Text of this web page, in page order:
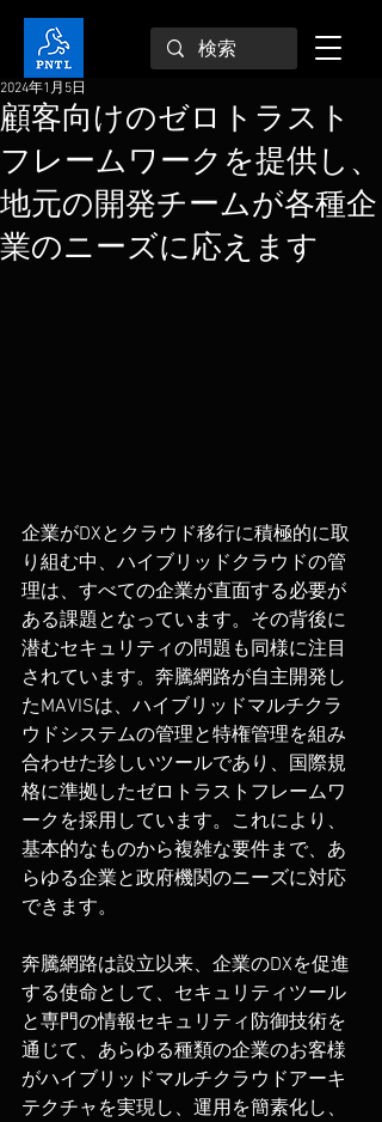
顧客向けのゼロトラスト
フレームワークを提供し、
地元の開発チームが各種企
業のニーズに応えます
2024年1月5日
企業がDXとクラウド移行に積極的に取
り組む中、ハイブリッドクラウドの管
理は、すべての企業が直面する必要が
ある課題となっています。その背後に
潜むセキュリティの問題も同様に注目
されています。奔騰網路が自主開発し
たMAVISは、ハイブリッドマルチクラ
ウドシステムの管理と特権管理を組み
合わせた珍しいツールであり、国際規
格に準拠したゼロトラストフレームワ
ークを採用しています。これにより、
基本的なものから複雑な要件まで、あ
らゆる企業と政府機関のニーズに対応
できます。
奔騰網路は設立以来、企業のDXを促進
する使命として、セキュリティツール
と専門の情報セキュリティ防御技術を
通じて、あらゆる種類の企業のお客様
がハイブリッドマルチクラウドアーキ
テクチャを実現し、運用を簡素化し、